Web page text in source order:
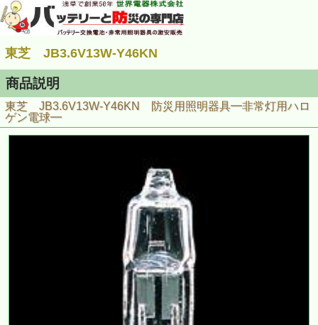
東芝 JB3.6V13W-Y46KN
商品説明
東芝 JB3.6V13W-Y46KN 防災用照明器具━非常灯用ハロ
ゲン電球━